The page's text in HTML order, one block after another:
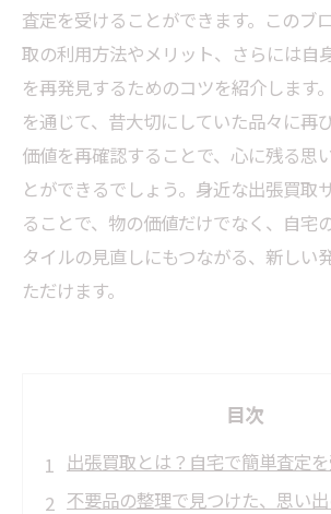
査定を受けることができます。このブ
取の利用方法やメリット、さらには自
を再発見するためのコツを紹介します
を通じて、昔大切にしていた品々に再
価値を再確認することで、心に残る思
とができるでしょう。身近な出張買取
ることで、物の価値だけでなく、自宅
タイルの見直しにもつながる、新しい
ただけます。
目次
出張買取とは？自宅で簡単査定
不要品の整理で見つけた、思い